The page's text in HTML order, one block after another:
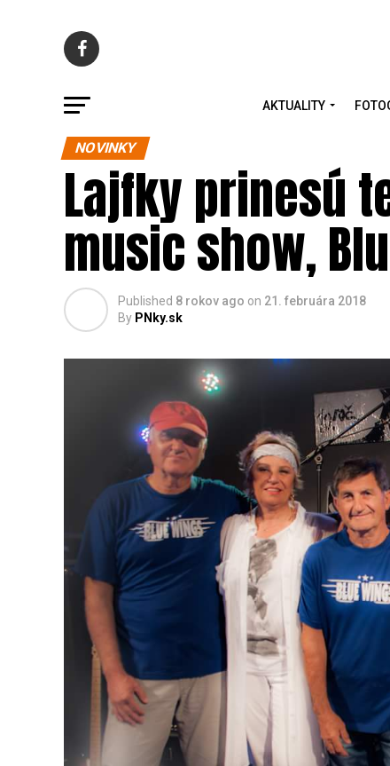
AKTUALITY
NOVINKY
Lajfky prinesú
music show,
Published 8 rokov ago on 21. februára 2018
By PNky.sk